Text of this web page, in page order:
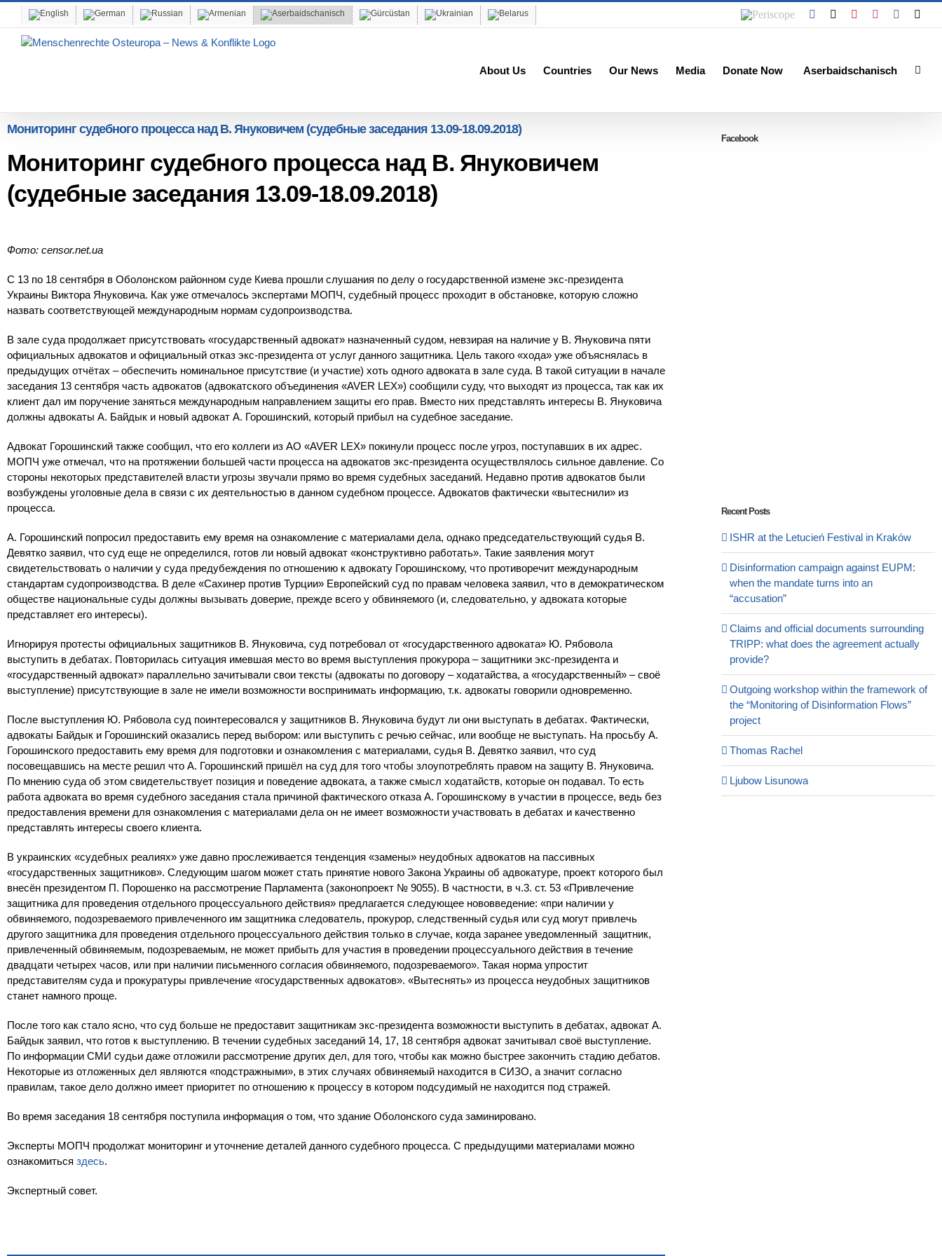
content
Periscope Facebook YouTubeInstagram
About Us Countries Our News Media Donate Now Aserbaidschanisch
Мониторинг судебного процесса над В. Януковичем (судебные заседания 13.09-18.09.2018)
Мониторинг судебного процесса над В. Януковичем
(судебные заседания 13.09-18.09.2018)
Фото: censor.net.ua
С 13 по 18 сентября в Оболонском районном суде Киева прошли слушания по делу о государственной измене экс-президента
Украины Виктора Януковича. Как уже отмечалось экспертами МОПЧ, судебный процесс проходит в обстановке, которую сложно
назвать соответствующей международным нормам судопроизводства.
В зале суда продолжает присутствовать «государственный адвокат» назначенный судом, невзирая на наличие у В. Януковича пяти
официальных адвокатов и официальный отказ экс-президента от услуг данного защитника. Цель такого «хода» уже объяснялась в
предыдущих отчётах – обеспечить номинальное присутствие (и участие) хоть одного адвоката в зале суда. В такой ситуации в начале
заседания 13 сентября часть адвокатов (адвокатского объединения «AVER LEX») сообщили суду, что выходят из процесса, так как их
клиент дал им поручение заняться международным направлением защиты его прав. Вместо них представлять интересы В. Януковича
должны адвокаты А. Байдык и новый адвокат А. Горошинский, который прибыл на судебное заседание.
Адвокат Горошинский также сообщил, что его коллеги из АО «AVER LEX» покинули процесс после угроз, поступавших в их адрес.
МОПЧ уже отмечал, что на протяжении большей части процесса на адвокатов экс-президента осуществлялось сильное давление. Со
стороны некоторых представителей власти угрозы звучали прямо во время судебных заседаний. Недавно против адвокатов были
возбуждены уголовные дела в связи с их деятельностью в данном судебном процессе. Адвокатов фактически «вытеснили» из
процесса.
А. Горошинский попросил предоставить ему время на ознакомление с материалами дела, однако председательствующий судья В.
Девятко заявил, что суд еще не определился, готов ли новый адвокат «конструктивно работать». Такие заявления могут
свидетельствовать о наличии у суда предубеждения по отношению к адвокату Горошинскому, что противоречит международным
стандартам судопроизводства. В деле «Сахинер против Турции» Европейский суд по правам человека заявил, что в демократическом
обществе национальные суды должны вызывать доверие, прежде всего у обвиняемого (и, следовательно, у адвоката которые
представляет его интересы).
Игнорируя протесты официальных защитников В. Януковича, суд потребовал от «государственного адвоката» Ю. Рябовола
выступить в дебатах. Повторилась ситуация имевшая место во время выступления прокурора – защитники экс-президента и
«государственный адвокат» параллельно зачитывали свои тексты (адвокаты по договору – ходатайства, а «государственный» – своё
выступление) присутствующие в зале не имели возможности воспринимать информацию, т.к. адвокаты говорили одновременно.
После выступления Ю. Рябовола суд поинтересовался у защитников В. Януковича будут ли они выступать в дебатах. Фактически,
адвокаты Байдык и Горошинский оказались перед выбором: или выступить с речью сейчас, или вообще не выступать. На просьбу А.
Горошинского предоставить ему время для подготовки и ознакомления с материалами, судья В. Девятко заявил, что суд
посовещавшись на месте решил что А. Горошинский пришёл на суд для того чтобы злоупотреблять правом на защиту В. Януковича.
По мнению суда об этом свидетельствует позиция и поведение адвоката, а также смысл ходатайств, которые он подавал. То есть
работа адвоката во время судебного заседания стала причиной фактического отказа А. Горошинскому в участии в процессе, ведь без
предоставления времени для ознакомления с материалами дела он не имеет возможности участвовать в дебатах и качественно
представлять интересы своего клиента.
В украинских «судебных реалиях» уже давно прослеживается тенденция «замены» неудобных адвокатов на пассивных
«государственных защитников». Следующим шагом может стать принятие нового Закона Украины об адвокатуре, проект которого был
внесён президентом П. Порошенко на рассмотрение Парламента (законопроект № 9055). В частности, в ч.3. ст. 53 «Привлечение
защитника для проведения отдельного процессуального действия» предлагается следующее нововведение: «при наличии у
обвиняемого, подозреваемого привлеченного им защитника следователь, прокурор, следственный судья или суд могут привлечь
другого защитника для проведения отдельного процессуального действия только в случае, когда заранее уведомленный защитник,
привлеченный обвиняемым, подозреваемым, не может прибыть для участия в проведении процессуального действия в течение
двадцати четырех часов, или при наличии письменного согласия обвиняемого, подозреваемого». Такая норма упростит
представителям суда и прокуратуры привлечение «государственных адвокатов». «Вытеснять» из процесса неудобных защитников
станет намного проще.
После того как стало ясно, что суд больше не предоставит защитникам экс-президента возможности выступить в дебатах, адвокат А.
Байдык заявил, что готов к выступлению. В течении судебных заседаний 14, 17, 18 сентября адвокат зачитывал своё выступление.
По информации СМИ судьи даже отложили рассмотрение других дел, для того, чтобы как можно быстрее закончить стадию дебатов.
Некоторые из отложенных дел являются «подстражными», в этих случаях обвиняемый находится в СИЗО, а значит согласно
правилам, такое дело должно имеет приоритет по отношению к процессу в котором подсудимый не находится под стражей.
Во время заседания 18 сентября поступила информация о том, что здание Оболонского суда заминировано.
Эксперты МОПЧ продолжат мониторинг и уточнение деталей данного судебного процесса. С предыдущими материалами можно
ознакомиться здесь.
Экспертный совет.
Facebook
Recent Posts
ISHR at the Letucień Festival in Kraków
Disinformation campaign against EUPM:
when the mandate turns into an
“accusation”
Claims and official documents surrounding
TRIPP: what does the agreement actually
provide?
Outgoing workshop within the framework of
the “Monitoring of Disinformation Flows”
project
Thomas Rachel
Ljubow Lisunowa